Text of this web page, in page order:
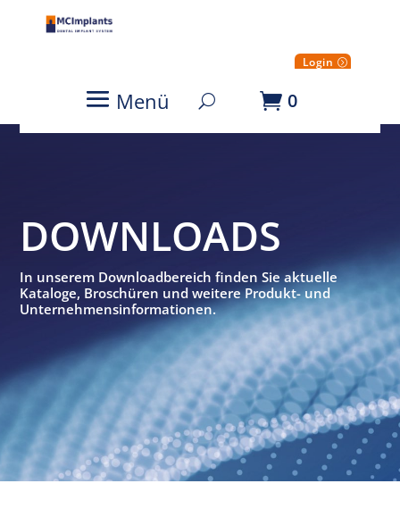
Login
Menü 0
DOWNLOADS
In unserem Downloadbereich finden Sie aktuelle
Kataloge, Broschüren und weitere Produkt- und
Unternehmensinformationen.